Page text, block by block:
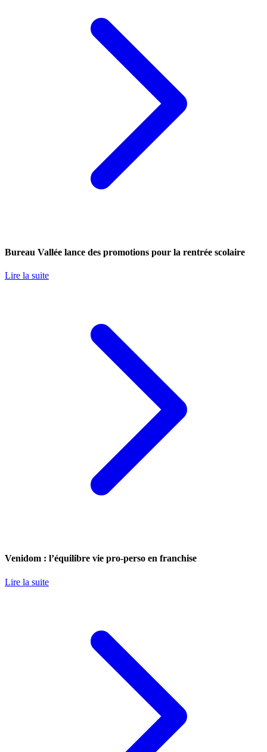
Bureau Vallée lance des promotions pour la rentrée scolaire
Lire la suite
Venidom : l’équilibre vie pro-perso en franchise
Lire la suite